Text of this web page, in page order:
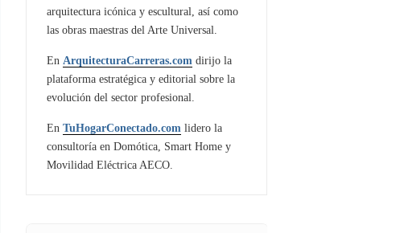
arquitectura icónica y escultural, así como
las obras maestras del Arte Universal.
En ArquitecturaCarreras.com dirijo la
plataforma estratégica y editorial sobre la
evolución del sector profesional.
En TuHogarConectado.com lidero la
consultoría en Domótica, Smart Home y
Movilidad Eléctrica AECO.